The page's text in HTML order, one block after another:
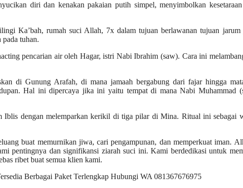
diri dan kenakan pakaian putih simpel, menyimbolkan
Ka’bah, rumah suci Allah, 7x dalam tujuan berlawanan tujuan jarum
pada tuhan.
pencarian air oleh Hagar, istri Nabi Ibrahim (saw). Cara ini
di Gunung Arafah, di mana jamaah bergabung dari fajar hingga
Hal ini dipercaya jika ini yaitu tempat di mana Nabi Muhammad
Iblis dengan melemparkan kerikil di tiga pilar di Mina. Ritual ini sebagai
buat memurnikan jiwa, cari pengampunan, dan memperkuat iman.
pentingnya dan signifikansi ziarah suci ini. Kami berdedikasi untuk
ribet buat semua klien kami.